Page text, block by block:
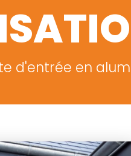
d'entrée en